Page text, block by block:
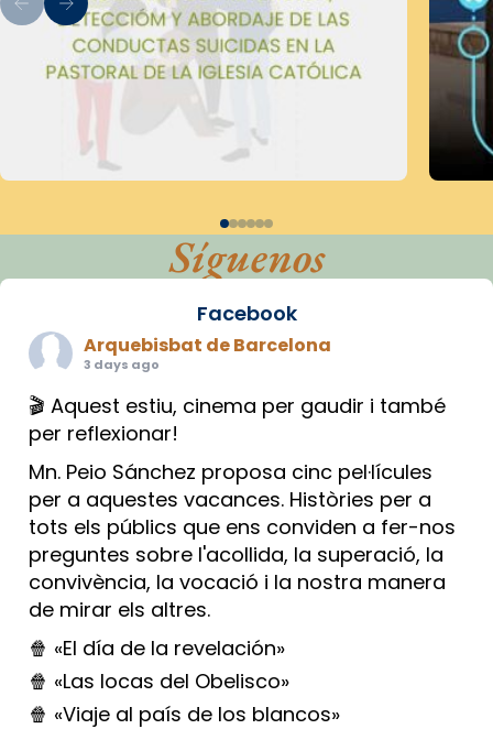
Síguenos
Facebook
Arquebisbat de Barcelona
3 days ago
🎬 Aquest estiu, cinema per gaudir i també
per reflexionar!
Mn. Peio Sánchez proposa cinc pel·lícules
per a aquestes vacances. Històries per a
tots els públics que ens conviden a fer-nos
preguntes sobre l'acollida, la superació, la
convivència, la vocació i la nostra manera
de mirar els altres.
🍿 «El día de la revelación»
🍿 «Las locas del Obelisco»
🍿 «Viaje al país de los blancos»